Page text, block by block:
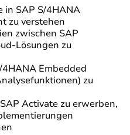
in SAP S/4HANA
zu verstehen
zwischen SAP
Lösungen zu
Embedded
zu
Activate zu erwerben,